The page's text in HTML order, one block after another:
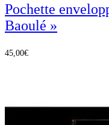
Pochette
Baoulé »
45,00€